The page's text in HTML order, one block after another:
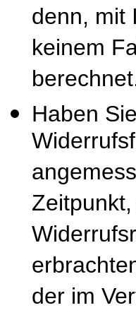
denn, mit
keinem
Haben
der im